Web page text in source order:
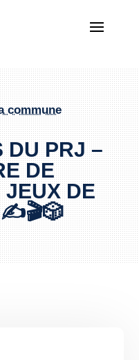
commune
DU PRJ –
DE
JEUX DE
✍️🎬🎲